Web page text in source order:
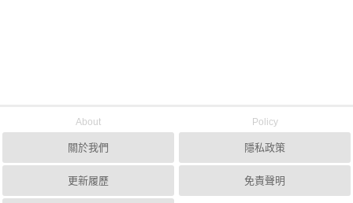
About
關於我們
更新履歷
Policy
隱私政策
免責聲明